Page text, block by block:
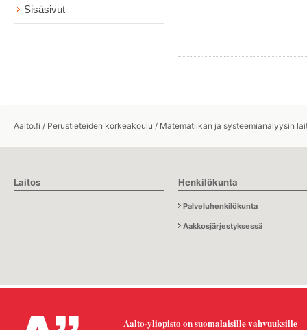
Sisäsivut
Aalto.fi / Perustieteiden korkeakoulu / Matematiikan ja systeemianalyysin
Laitos Henkilökunta
Palveluhenkilökunta
Aakkosjärjestyksessä
Aalto-yliopisto on suomalaisille vahvuuksille